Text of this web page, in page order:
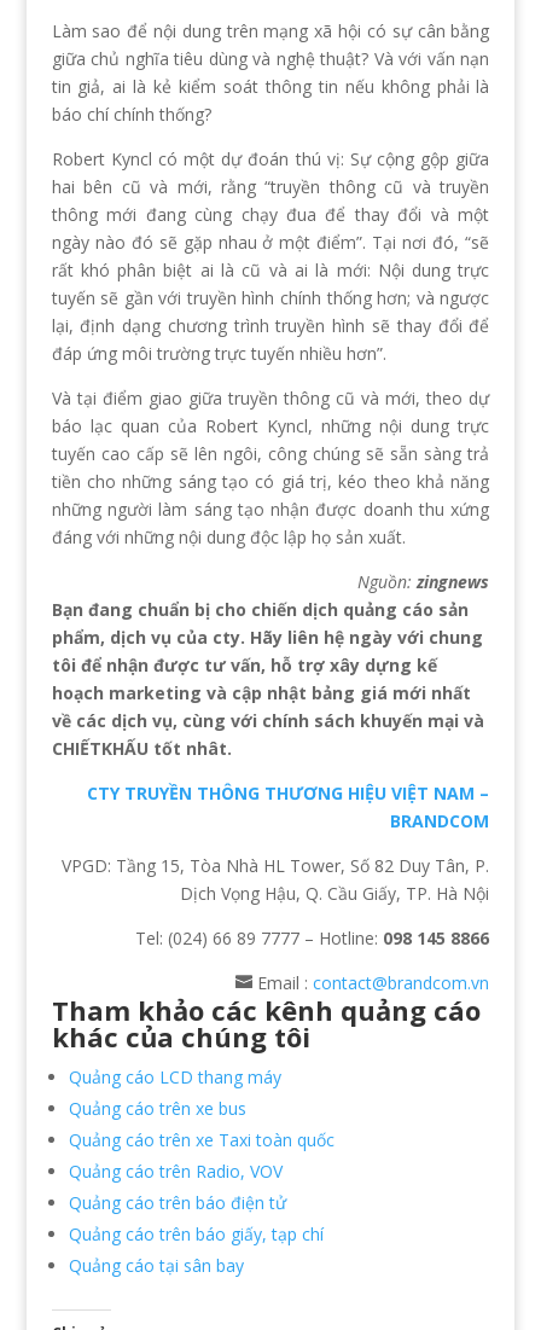
Làm sao để nội dung trên mạng xã hội có sự cân bằng
giữa chủ nghĩa tiêu dùng và nghệ thuật? Và với vấn nạn
tin giả, ai là kẻ kiểm soát thông tin nếu không phải là
báo chí chính thống?
Robert Kyncl có một dự đoán thú vị: Sự cộng gộp giữa
hai bên cũ và mới, rằng “truyền thông cũ và truyền
thông mới đang cùng chạy đua để thay đổi và một
ngày nào đó sẽ gặp nhau ở một điểm”. Tại nơi đó, “sẽ
rất khó phân biệt ai là cũ và ai là mới: Nội dung trực
tuyến sẽ gần với truyền hình chính thống hơn; và ngược
lại, định dạng chương trình truyền hình sẽ thay đổi để
đáp ứng môi trường trực tuyến nhiều hơn”.
Và tại điểm giao giữa truyền thông cũ và mới, theo dự
báo lạc quan của Robert Kyncl, những nội dung trực
tuyến cao cấp sẽ lên ngôi, công chúng sẽ sẵn sàng trả
tiền cho những sáng tạo có giá trị, kéo theo khả năng
những người làm sáng tạo nhận được doanh thu xứng
đáng với những nội dung độc lập họ sản xuất.
Nguồn:zingnews
Bạn đang chuẩn bị cho chiến dịch quảng cáo sản
phẩm, dịch vụ của cty. Hãy liên hệ ngày với chung
tôi để nhận được tư vấn, hỗ trợ xây dựng kế
hoạch marketing và cập nhật bảng giá mới nhất
về các dịch vụ, cùng với chính sách khuyến mại và
CHIẾTKHẤU tốt nhât.
CTY TRUYỀN THÔNG THƯƠNG HIỆU VIỆT NAM –
BRANDCOM
VPGD: Tầng 15, Tòa Nhà HL Tower, Số 82 Duy Tân, P.
Dịch Vọng Hậu, Q. Cầu Giấy, TP. Hà Nội
Tel: (024) 66 89 7777 – Hotline: 098 145 8866
Email :contact@brandcom.vn
Tham khảo các kênh quảng cáo
khác của chúng tôi
Quảng cáo LCD thang máy
Quảng cáo trên xe bus
Quảng cáo trên xe Taxi toàn quốc
Quảng cáo trên Radio, VOV
Quảng cáo trên báo điện tử
Quảng cáo trên báo giấy, tạp chí
Quảng cáo tại sân bay